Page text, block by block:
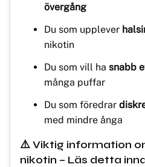
övergång
Du som upplever
nikotin
Du som vill ha snabb
många puffar
Du som föredrar
med mindre ånga
⚠️ Viktig information
nikotin – Läs detta